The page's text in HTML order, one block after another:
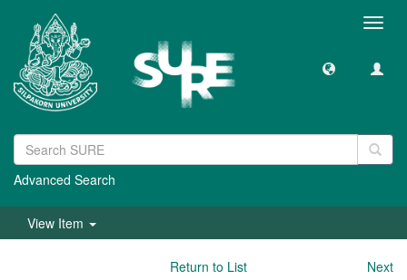
Advanced Search
View Item
Return to List Next